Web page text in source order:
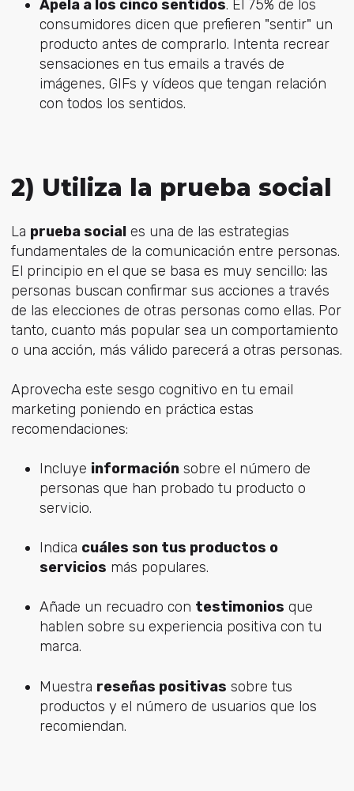
Apela a los cinco sentidos. El 75% de los
consumidores dicen que prefieren "sentir" un
producto antes de comprarlo. Intenta recrear
sensaciones en tus emails a través de
imágenes, GIFs y vídeos que tengan relación
con todos los sentidos.
2) Utiliza la prueba social
La prueba sociales una de las estrategias
fundamentales de la comunicación entre personas.
El principio en el que se basa es muy sencillo: las
personas buscan confirmar sus acciones a través
de las elecciones de otras personas como ellas. Por
tanto, cuanto más popular sea un comportamiento
o una acción, más válido parecerá a otras personas.
Aprovecha este sesgo cognitivo en tu email
marketing poniendo en práctica estas
recomendaciones:
Incluye informaciónsobre el número de
personas que han probado tu producto o
servicio.
Indica cuáles son tus productos o
servicios más populares.
Añade un recuadro con testimonios que
hablen sobre su experiencia positiva con tu
marca.
Muestra reseñas positivas sobre tus
productos y el número de usuarios que los
recomiendan.